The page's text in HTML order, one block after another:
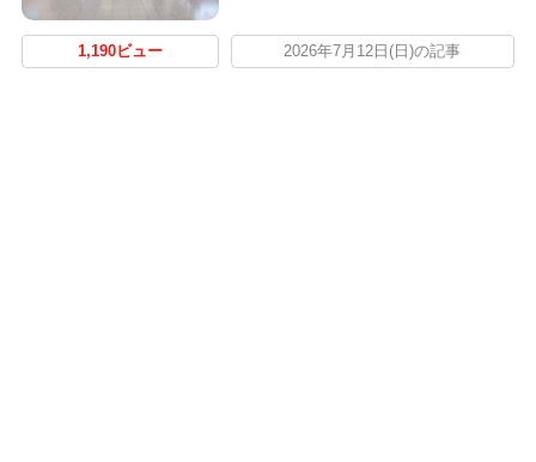
1,190ビュー 2026年7月12日(日)の記事